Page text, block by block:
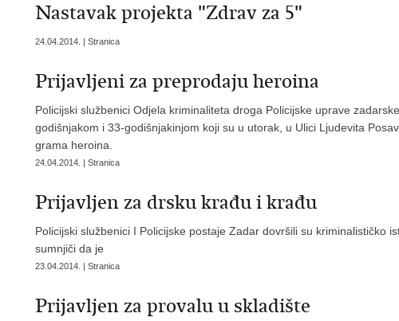
Nastavak projekta "Zdrav za 5"
24.04.2014. | Stranica
Prijavljeni za preprodaju heroina
Policijski službenici Odjela kriminaliteta droga Policijske uprave
godišnjakom i 33-godišnjakinjom koji su u utorak, u Ulici Ljudevita
grama heroina.
24.04.2014. | Stranica
Prijavljen za drsku krađu i krađu
Policijski službenici I Policijske postaje Zadar dovršili su kriminalističko
sumnjiči da je
23.04.2014. | Stranica
Prijavljen za provalu u skladište